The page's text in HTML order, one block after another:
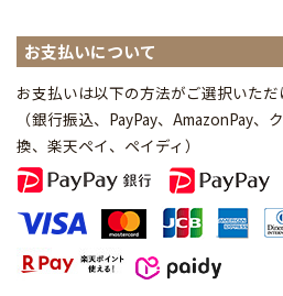
お支払いについて
お支払いは以下の方法がご選択いただ
（銀行振込、PayPay、AmazonPay、
換、楽天ペイ、ペイディ ）